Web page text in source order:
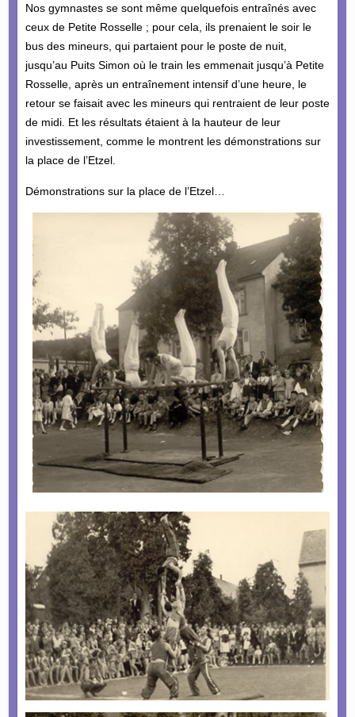
Nos gymnastes se sont même quelquefois entraînés avec
ceux de Petite Rosselle ; pour cela, ils prenaient le soir le
bus des mineurs, qui partaient pour le poste de nuit,
jusqu’au Puits Simon où le train les emmenait jusqu’à Petite
Rosselle, après un entraînement intensif d’une heure, le
retour se faisait avec les mineurs qui rentraient de leur poste
de midi. Et les résultats étaient à la hauteur de leur
investissement, comme le montrent les démonstrations sur
la place de l’Etzel.
Démonstrations sur la place de l’Etzel…